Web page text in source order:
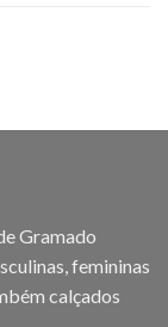
Gramado
femininas
calçados